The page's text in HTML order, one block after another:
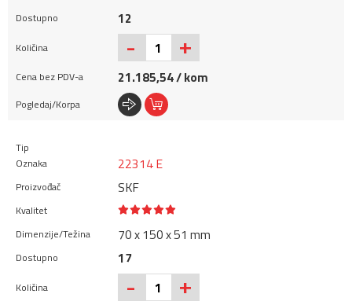
12
- +
21.185,54 / kom
22314 E
SKF
70 x 150 x 51 mm
17
- +